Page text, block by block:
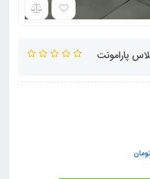
پارامونت